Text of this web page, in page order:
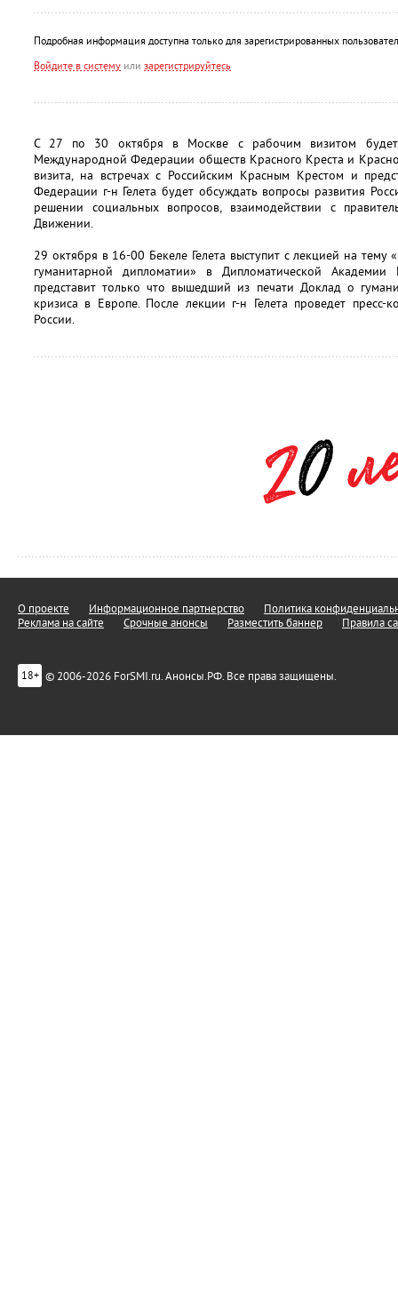
Подробная информация доступна только для зарегистрированных
Войдите в систему или зарегистрируйтесь
С 27 по 30 октября в Москве с рабочим визитом будет
Международной Федерации обществ Красного Креста и
визита, на встречах с Российским Красным Крестом и
Федерации г-н Гелета будет обсуждать вопросы развития
решении социальных вопросов, взаимодействии с
Движении.
29 октября в 16-00 Бекеле Гелета выступит с лекцией на
гуманитарной дипломатии» в Дипломатической
представит только что вышедший из печати Доклад о
кризиса в Европе. После лекции г-н Гелета проведет
России.
О проекте Информационное партнерство
Политика
Реклама на сайте
Срочные анонсы Разместить баннер Правила
18+ © 2006-2026 ForSMI.ru. Анонсы.РФ. Все права защищены.